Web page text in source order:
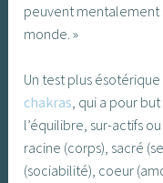
peuvent mentalement
monde. »
Un test plus
chakras, qui a pour
l’équilibre, sur-actifs
racine (corps), sacré
(sociabilité), coeur